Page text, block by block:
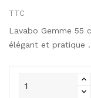
TTC
Lavabo Gemme 55
élégant et pratique .